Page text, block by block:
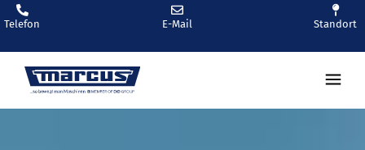
Telefon E-Mail Standort